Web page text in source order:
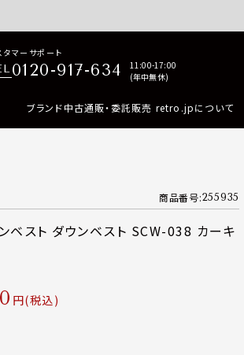
べて正規品保証・返品可能（返品NG記載品を除く
タマーサポート
0120-917-634
11:00-17:00
(年中無休)
ブランド中古通販・委託販売 retro.jpについて
商品番号 255935
スト ダウンベスト SCW-038 カーキ
税込